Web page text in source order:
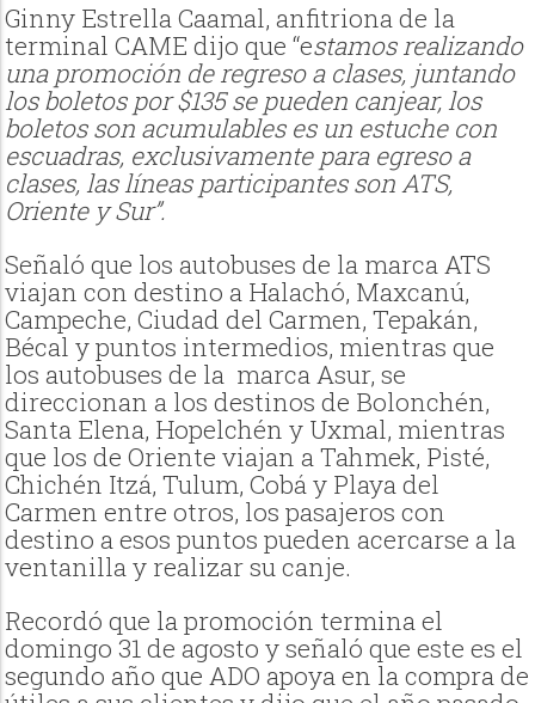
Ginny Estrella Caamal, anfitriona de la
terminal CAME dijo que “estamos realizando
una promoción de regreso a clases, juntando
los boletos por $135 se pueden canjear, los
boletos son acumulables es un estuche con
escuadras, exclusivamente para egreso a
clases, las líneas participantes son ATS,
Oriente y Sur”.
Señaló que los autobuses de la marca ATS
viajan con destino a Halachó, Maxcanú,
Campeche, Ciudad del Carmen, Tepakán,
Bécal y puntos intermedios, mientras que
los autobuses de la marca Asur, se
direccionan a los destinos de Bolonchén,
Santa Elena, Hopelchén y Uxmal, mientras
que los de Oriente viajan a Tahmek, Pisté,
Chichén Itzá, Tulum, Cobá y Playa del
Carmen entre otros, los pasajeros con
destino a esos puntos pueden acercarse a la
ventanilla y realizar su canje.
Recordó que la promoción termina el
domingo 31 de agosto y señaló que este es el
segundo año que ADO apoya en la compra de